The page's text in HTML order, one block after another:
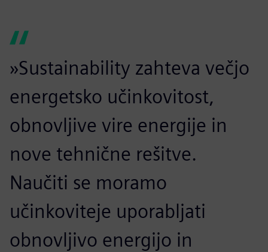
»Sustainability zahteva večjo
energetsko učinkovitost,
obnovljive vire energije in
nove tehnične rešitve.
Naučiti se moramo
učinkoviteje uporabljati
obnovljivo energijo in